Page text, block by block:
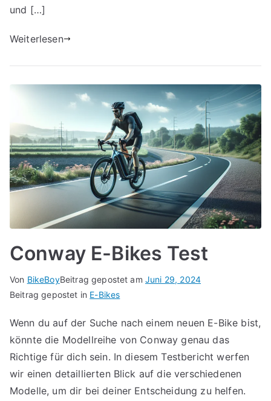
und […]
Weiterlesen
Conway E-Bikes Test
Von BikeBoyBeitrag gepostet am Juni 29, 2024
Beitrag gepostet in E-Bikes
Wenn du auf der Suche nach einem neuen E-Bike bist,
könnte die Modellreihe von Conway genau das
Richtige für dich sein. In diesem Testbericht werfen
wir einen detaillierten Blick auf die verschiedenen
Modelle, um dir bei deiner Entscheidung zu helfen.